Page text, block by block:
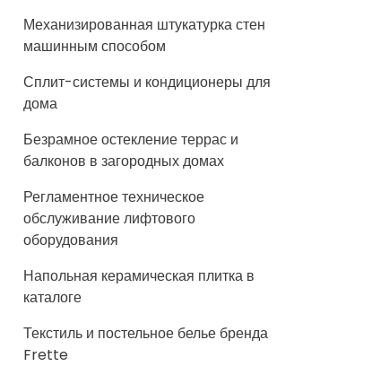
Механизированная штукатурка стен
машинным способом
Сплит-системы и кондиционеры для
дома
Безрамное остекление террас и
балконов в загородных домах
Регламентное техническое
обслуживание лифтового
оборудования
Напольная керамическая плитка в
каталоге
Текстиль и постельное белье бренда
Frette